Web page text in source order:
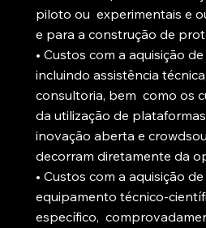
piloto ou experimentais e
e para a construção de
• Custos com a aquisição
incluindo assistência
consultoria, bem como os
da utilização de
inovação aberta e
decorram diretamente da
• Custos com a aquisição
equipamento técnico-
específico,